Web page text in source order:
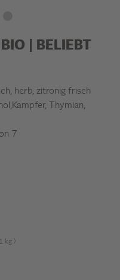
| BELIEBT
herb, zitronig frisch
Thymian,
7
kg )